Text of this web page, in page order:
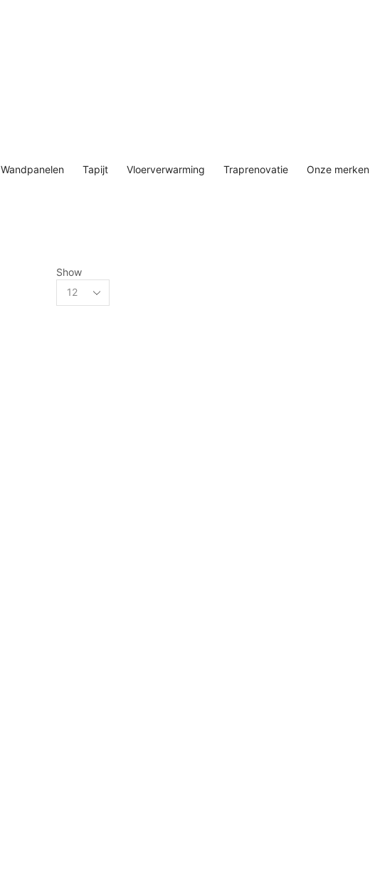
Wandpanelen Tapijt Vloerverwarming Traprenovatie Onze merken
Show